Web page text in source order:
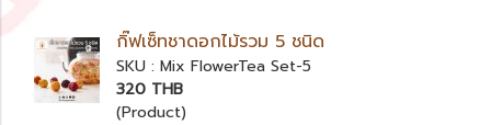
กิ๊ฟเซ็ทชาดอกไม้รวม 5 ชนิด
SKU : Mix FlowerTea Set-5
320 THB
(Product)